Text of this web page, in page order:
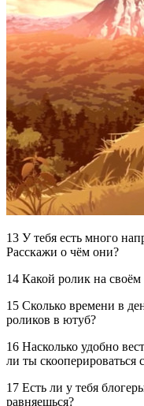
13 У тебя есть много
Расскажи о чём они?
14 Какой ролик на
15 Сколько времени в
роликов в ютуб?
16 Насколько удобно
ли ты скооперироваться
17 Есть ли у тебя
равняешься?